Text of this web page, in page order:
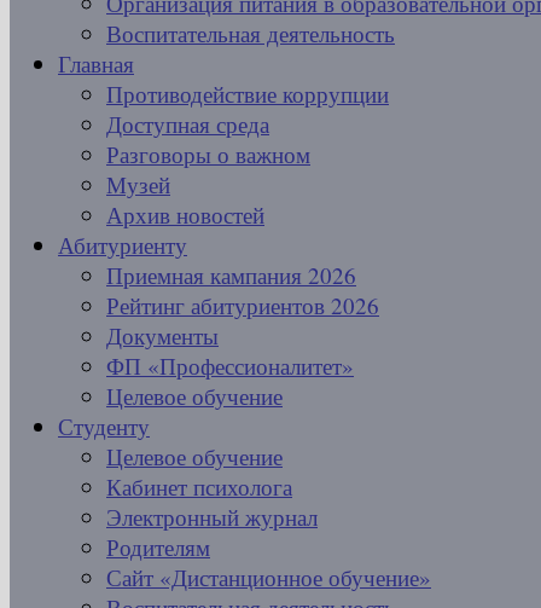
Воспитательная деятельность
Главная
Противодействие коррупции
Доступная среда
Разговоры о важном
Музей
Архив новостей
Абитуриенту
Приемная кампания 2026
Рейтинг абитуриентов 2026
Документы
ФП «Профессионалитет»
Целевое обучение
Студенту
Целевое обучение
Кабинет психолога
Электронный журнал
Родителям
Сайт «Дистанционное обучение»